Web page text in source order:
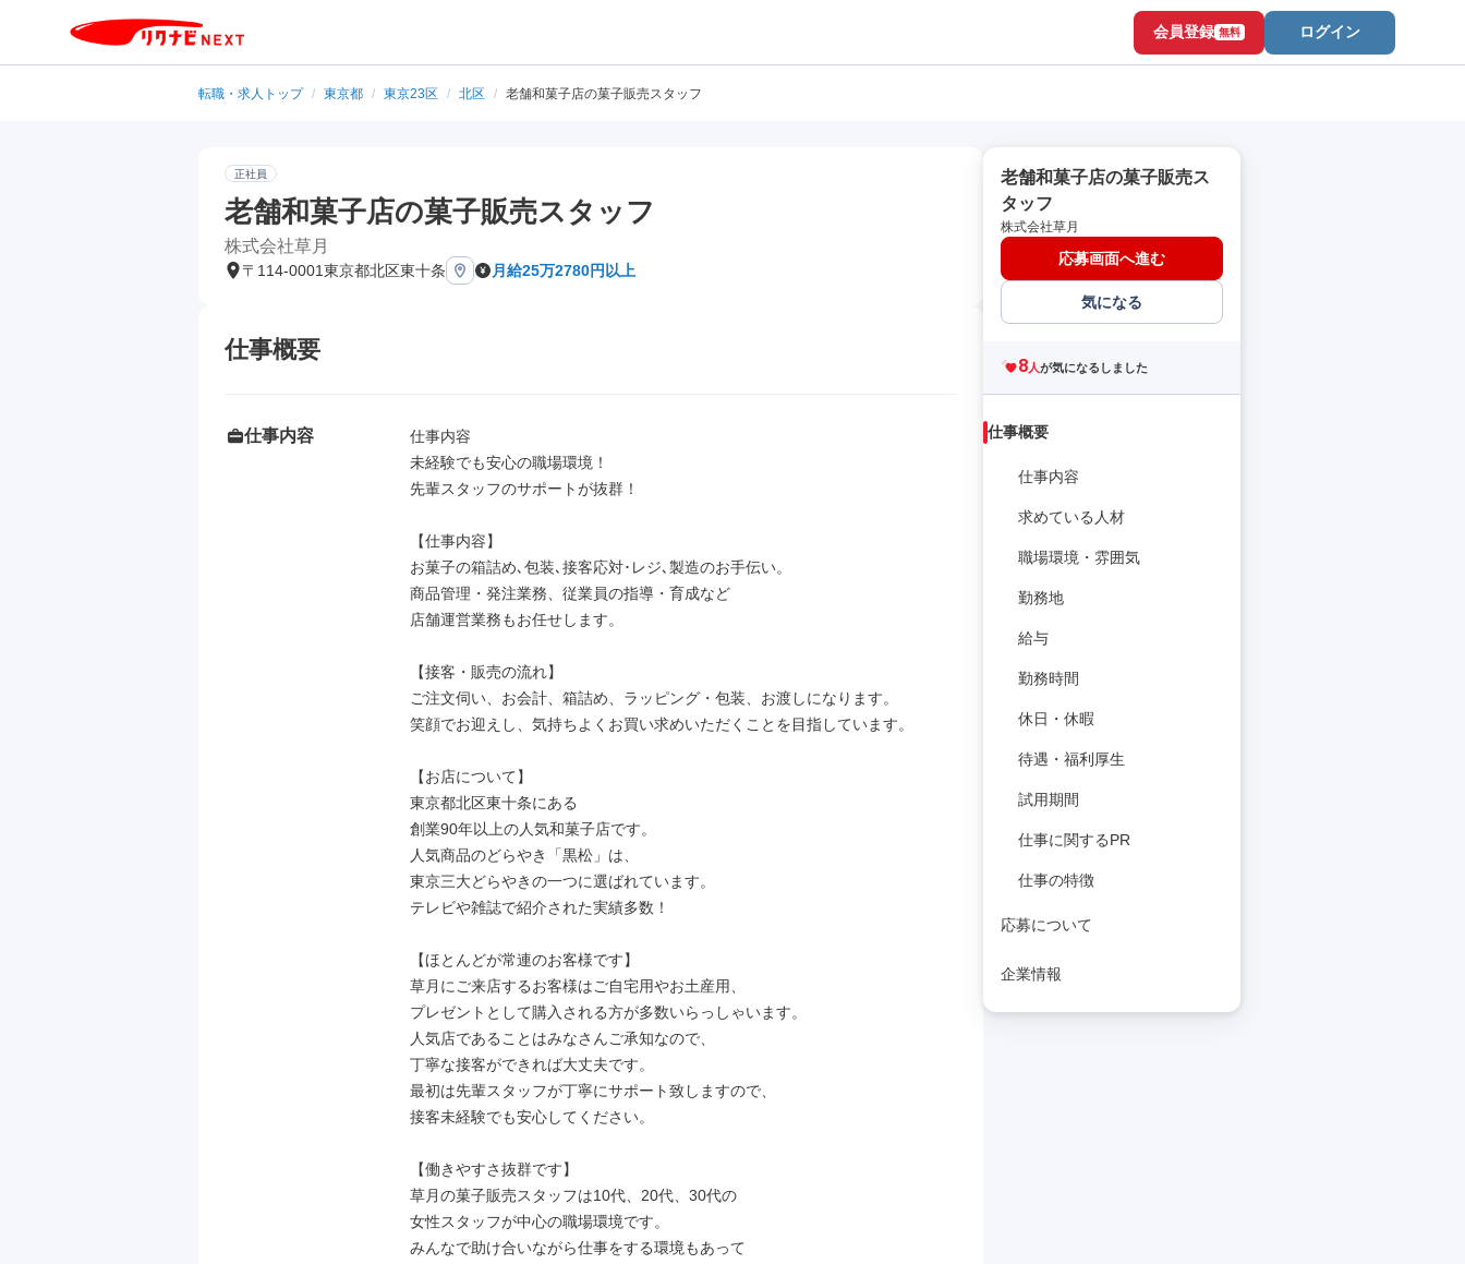
会員登録 無料 ログイン
転職・求人トップ / 東京都 / 東京23区 / 北区 / 老舗和菓子店の菓子販売スタッフ
正社員
老舗和菓子店の菓子販売スタッフ
株式会社草月
〒114-0001東京都北区東十条 月給25万2780円以上
仕事概要
仕事内容
仕事内容
未経験でも安心の職場環境！
先輩スタッフのサポートが抜群！
【仕事内容】
お菓子の箱詰め､包装､接客応対･レジ､製造のお手伝い。
商品管理・発注業務、従業員の指導・育成など
店舗運営業務もお任せします。
【接客・販売の流れ】
ご注文伺い、お会計、箱詰め、ラッピング・包装、お渡しになります。
笑顔でお迎えし、気持ちよくお買い求めいただくことを目指しています。
【お店について】
東京都北区東十条にある
創業90年以上の人気和菓子店です。
人気商品のどらやき「黒松」は、
東京三大どらやきの一つに選ばれています。
テレビや雑誌で紹介された実績多数！
【ほとんどが常連のお客様です】
草月にご来店するお客様はご自宅用やお土産用、
プレゼントとして購入される方が多数いらっしゃいます。
人気店であることはみなさんご承知なので、
丁寧な接客ができれば大丈夫です。
最初は先輩スタッフが丁寧にサポート致しますので、
接客未経験でも安心してください。
【働きやすさ抜群です】
草月の菓子販売スタッフは10代、20代、30代の
女性スタッフが中心の職場環境です。
みんなで助け合いながら仕事をする環境もあって
老舗和菓子店の菓子販売ス
タッフ
株式会社草月
応募画面へ進む
気になる
8人が気になるしました
仕事概要
仕事内容
求めている人材
職場環境・雰囲気
勤務地
給与
勤務時間
休日・休暇
待遇・福利厚生
試用期間
仕事に関するPR
仕事の特徴
応募について
企業情報